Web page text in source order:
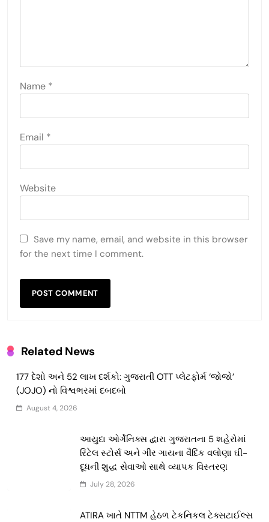
Name *
Email *
Website
Save my name, email, and website in this browser
for the next time I comment.
Related News
177 દેશો અને 52 લાખ દર્શકો: ગુજરાતી OTT પ્લેટફોર્મ ‘જોજો’
(JOJO) નો વિશ્વભરમાં દબદબો
August 4, 2026
આયુદા ઓર્ગેનિક્સ દ્વારા ગુજરાતના 5 શહેરોમાં
રિટેલ સ્ટોર્સ અને ગીર ગાયના વૈદિક વલોણા ઘી-
દૂધની શુદ્ધ સેવાઓ સાથે વ્યાપક વિસ્તરણ
July 28, 2026
ATIRA ખાતે NTTM હેઠળ ટેકનિકલ ટેક્સટાઈલ્સ